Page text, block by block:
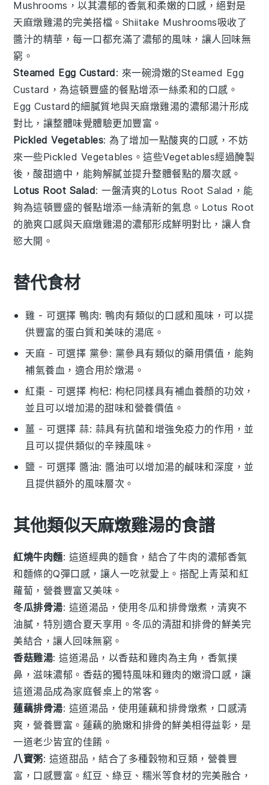
Mushrooms ，以其濃郁的香氣和柔嫩的口感，絕對是
天麻燉雞湯的完美搭檔。 Shiitake Mushrooms吸收了
醬汁的精華，每一口都充滿了濃郁的風味，讓人回味無
窮。
Steamed Egg Custard: 來一碗滑嫩的Steamed Egg
Custard ，為這頓豐盛的餐點增添一絲柔和的口感。
Egg Custard 的細膩質地與天麻燉雞湯的濃郁湯汁形成
對比，讓整體味覺體驗更加豐富。
Pickled Vegetables: 為了增加一點酸爽的口感，不妨
來一些Pickled Vegetables 。這些Vegetables經過醃製
後，酸甜適中，能夠解膩並提升整體餐點的層次感。
Lotus Root Salad: 一盤清爽的Lotus Root Salad ，能
夠為這頓豐盛的餐點增添一絲清新的氣息。 Lotus Root
的脆爽口感與天麻燉雞湯的濃郁形成鮮明對比，讓人食
慾大開。
替代食材
雞 - 可選擇 鴨肉: 鴨肉有類似的口感和風味，可以提
供豐富的蛋白質和美味的湯底。
天麻 - 可選擇 黨參: 黨參具有類似的藥用價值，能夠
補氣養血，適合用於燉湯。
紅棗 - 可選擇 枸杞: 枸杞同樣具有補血養顏的功效，
並且可以增加湯的甜味和營養價值。
薑 - 可選擇蒜: 蒜具有抗菌和增強免疫力的作用，並
且可以提供類似的辛辣風味。
鹽 - 可選擇醬油: 醬油可以增加湯的鹹味和深度，並
且提供額外的風味層次。
其他類似天麻燉雞湯的食譜
紅燒牛肉麵: 這道經典的麵食 ，結合了牛肉的濃郁香氣
和麵條的Q彈口感，讓人一吃就愛上。搭配上青菜和紅
蘿蔔 ，營養豐富又美味。
冬瓜排骨湯: 這道湯品 ，使用冬瓜和排骨燉煮，清爽不
油膩，特別適合夏天享用。 冬瓜的清甜和排骨的鮮美完
美結合，讓人回味無窮。
香菇雞湯: 這道湯品 ，以香菇和雞肉為主角，香氣撲
鼻，滋味濃郁。 香菇的獨特風味和雞肉的嫩滑口感，讓
這道湯品成為家庭餐桌上的常客。
蓮藕排骨湯: 這道湯品 ，使用蓮藕和排骨燉煮，口感清
爽，營養豐富。 蓮藕的脆嫩和排骨的鮮美相得益彰，是
一道老少皆宜的佳餚。
八寶粥: 這道甜品 ，結合了多種穀物和豆類 ，營養豐
富，口感豐富。 紅豆 、綠豆 、 糯米等食材的完美融合，